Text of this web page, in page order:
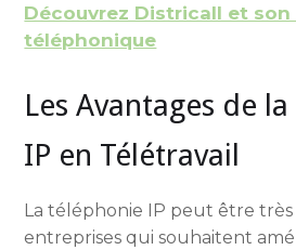
Découvrez Districall et
téléphonique
Les Avantages de
IP en Télétravail
La téléphonie IP peut être
entreprises qui souhaitent